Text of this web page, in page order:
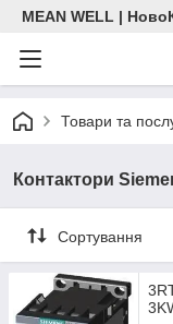
MEAN WELL |
Товари та
Контактори
Сортування